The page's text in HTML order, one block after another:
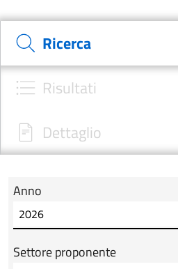
Cerca il documento e consulta il
Ricerca
Risultati
Dettaglio
Modulo tab_ricerca_form
Anno
Settore proponente